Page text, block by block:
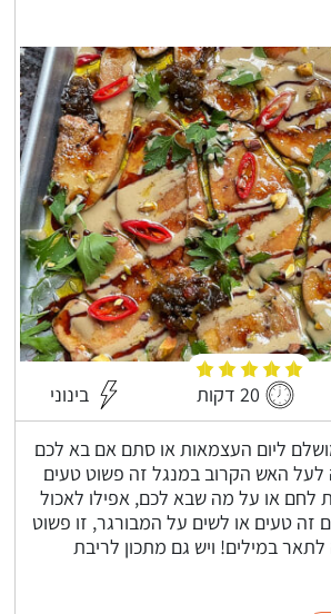
20 דקות בינוני
ליום העצמאות או סתם אם בא לכם
לעל האש הקרוב במנגל זה פשוט טעים
לחם או על מה שבא לכם, אפילו לאכול
זה טעים או לשים על המבורגר, זו פשוט
במילים! ויש גם מתכון לריבת